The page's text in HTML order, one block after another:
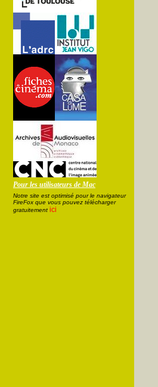
Pour les utilisateurs de Mac
Notre site est optimisé pour le navigateur
FireFox que vous pouvez télécharger
gratuitement ici